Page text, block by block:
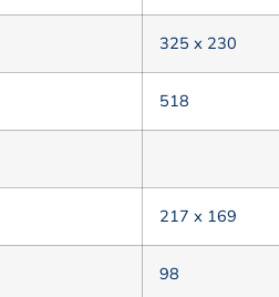
325 х 230
518
217 х 169
98